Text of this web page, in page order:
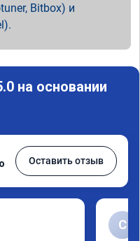
Bitbox) и
на основании
Оставить отзыв
С